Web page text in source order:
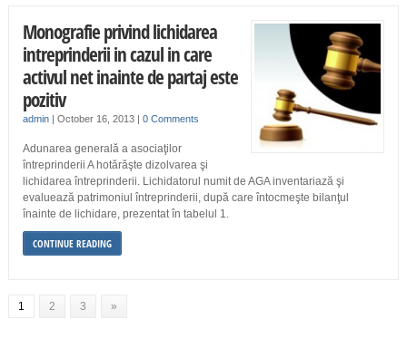
Monografie privind lichidarea
intreprinderii in cazul in care
activul net inainte de partaj este
pozitiv
admin| October 16, 2013 | 0 Comments
Adunarea generală a asociaţilor
întreprinderii A hotărăşte dizolvarea şi
lichidarea întreprinderii. Lichidatorul numit de AGA inventariază şi
evaluează patrimoniul întreprinderii, după care întocmeşte bilanţul
înainte de lichidare, prezentat în tabelul 1.
CONTINUE READING
1 2 3 »